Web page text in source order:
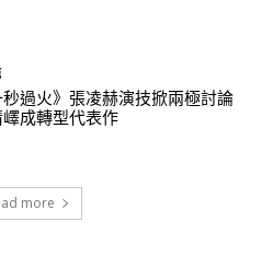
秒過火》張凌赫演技掀兩極討論
成轉型代表作
more